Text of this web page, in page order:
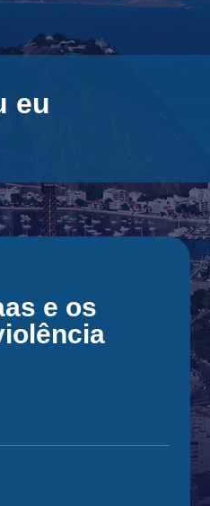
eu
e os